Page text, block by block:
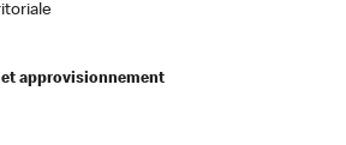
approvisionnement